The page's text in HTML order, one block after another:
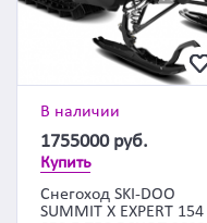
В наличии
1755000 руб.
Купить
Снегоход SKI-DOO
SUMMIT X EXPERT 154